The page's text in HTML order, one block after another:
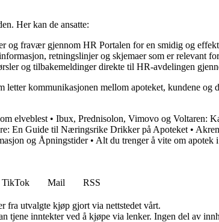
Her kan de ansatte:
og fravær gjennom HR Portalen for en smidig og
retningslinjer og skjemaer som er relevant
og tilbakemeldinger direkte til HR-avdelingen
kommunikasjonen mellom apoteket, kundene
elveblest • Ibux, Prednisolon, Vimovo og Voltaren:
En Guide til Næringsrike Drikker på Apoteket •
og Åpningstider• Alt du trenger å vite om apotek
TikTok Mail
RSS
fra utvalgte kjøp gjort via nettstedet vårt.
inntekter ved å kjøpe via lenker. Ingen del av